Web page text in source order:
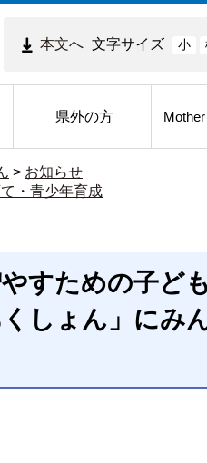
本文へ 文字サイズ 小
県外の方
> お知らせ
・青少年育成
すための子ど
しょん」にみ